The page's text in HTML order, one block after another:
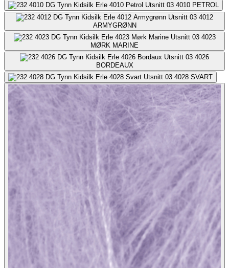
4010 PETROL
4012
ARMYGRØNN
4023
MØRK MARINE
4026
BORDEAUX
4028 SVART